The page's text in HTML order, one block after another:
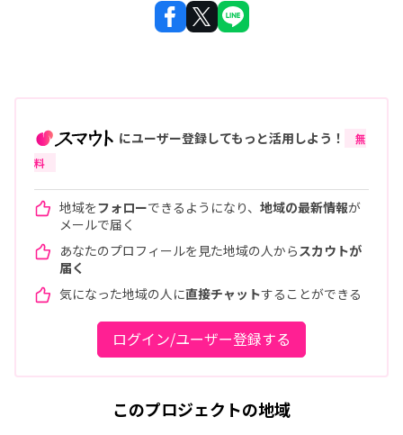
にユーザー登録してもっと活用しよう！
無
料
地域をフォローできるようになり、 地域の最新情報が
メールで届く
あなたのプロフィールを見た地域の人から スカウトが
届く
気になった地域の人に直接チャットすることができる
ログイン/ユーザー登録する
このプロジェクトの地域